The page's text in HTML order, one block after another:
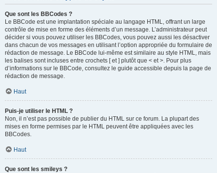
Que sont les BBCodes ?
Le BBCode est une implantation spéciale au langage HTML, offrant un large
contrôle de mise en forme des éléments d’un message. L’administrateur peut
décider si vous pouvez utiliser les BBCodes, vous pouvez aussi les désactiver
dans chacun de vos messages en utilisant l’option appropriée du formulaire de
rédaction de message. Le BBCode lui-même est similaire au style HTML, mais
les balises sont incluses entre crochets [ et ] plutôt que < et >. Pour plus
d’informations sur le BBCode, consultez le guide accessible depuis la page de
rédaction de message.
Haut
Puis-je utiliser le HTML ?
Non, il n’est pas possible de publier du HTML sur ce forum. La plupart des
mises en forme permises par le HTML peuvent être appliquées avec les
BBCodes.
Haut
Que sont les smileys ?